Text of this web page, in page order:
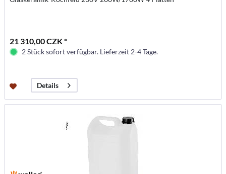
21 310,00 CZK *
2 Stück sofort verfügbar. Lieferzeit 2-4 Tage.
Details